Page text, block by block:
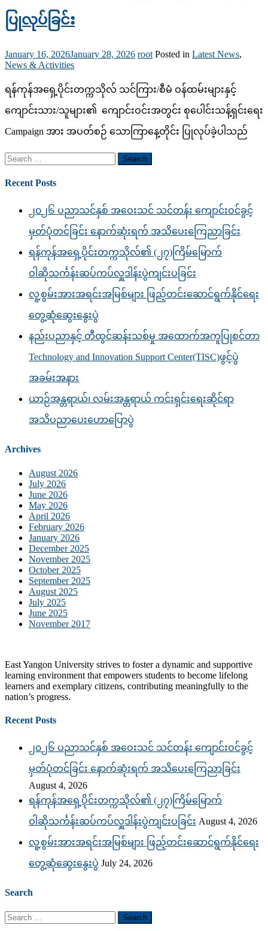
ပြုလုပ်ခြင်း
January 16, 2026January 28, 2026 root Posted in Latest News,
News & Activities
ရန်ကုန်အရှေ့ပိုင်းတက္ကသိုလ် သင်ကြား/စီမံ ဝန်ထမ်းများနှင့်
ကျောင်းသား/သူများ၏ ကျောင်းဝင်းအတွင်း စုပေါင်းသန့်ရှင်းရေး
Campaign အား အပတ်စဉ် သောကြာနေ့တိုင်း ပြုလုပ်ခဲ့ပါသည်
Search
for:
Recent Posts
၂၀၂၆ ပညာသင်နှစ် အဝေးသင် သင်တန်း ကျောင်းဝင်ခွင့်
မှတ်ပုံတင်ခြင်း နောက်ဆုံးရက် အသိပေးကြေညာခြင်း
ရန်ကုန်အရှေ့ပိုင်းတက္ကသိုလ်၏ (၂၇)ကြိမ်မြောက်
ဝါဆိုသင်္ကန်းဆပ်ကပ်လှူဒါန်းပွဲကျင်းပခြင်း
လူ့စွမ်းအားအရင်းအမြစ်များ ဖြည့်တင်းဆောင်ရွက်နိုင်ရေး
တွေ့ဆုံဆွေးနွေးပွဲ
နည်းပညာနှင့် တီထွင်ဆန်းသစ်မှု အထောက်အကူပြုစင်တာ
Technology and Innovation Support Center(TISC)ဖွင့်ပွဲ
အခမ်းအနား
ယာဉ်အန္တရာယ်၊ လမ်းအန္တရာယ် ကင်းရှင်းရေးဆိုင်ရာ
အသိပညာပေးဟောပြောပွဲ
Archives
August 2026
July 2026
June 2026
May 2026
April 2026
February 2026
January 2026
December 2025
November 2025
October 2025
September 2025
August 2025
July 2025
June 2025
November 2017
East Yangon University strives to foster a dynamic and supportive
learning environment that empowers students to become lifelong
learners and exemplary citizens, contributing meaningfully to the
nation’s progress.
Recent Posts
၂၀၂၆ ပညာသင်နှစ် အဝေးသင် သင်တန်း ကျောင်းဝင်ခွင့်
မှတ်ပုံတင်ခြင်း နောက်ဆုံးရက် အသိပေးကြေညာခြင်း
August 4, 2026
ရန်ကုန်အရှေ့ပိုင်းတက္ကသိုလ်၏ (၂၇)ကြိမ်မြောက်
ဝါဆိုသင်္ကန်းဆပ်ကပ်လှူဒါန်းပွဲကျင်းပခြင်း August 4, 2026
လူ့စွမ်းအားအရင်းအမြစ်များ ဖြည့်တင်းဆောင်ရွက်နိုင်ရေး
တွေ့ဆုံဆွေးနွေးပွဲ July 24, 2026
Search
Search
for: